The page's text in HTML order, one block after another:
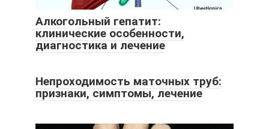
Алкогольный гепатит:
клинические особенности,
диагностика и лечение
Непроходимость маточных труб:
признаки, симптомы, лечение